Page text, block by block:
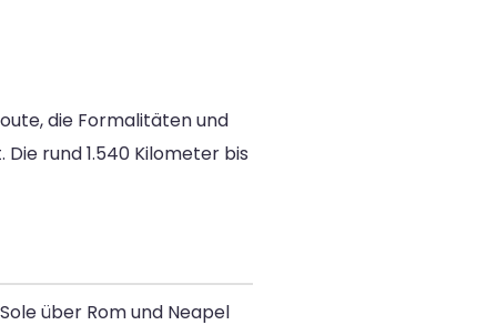
die Formalitäten und
rund 1.540 Kilometer bis
über Rom und Neapel